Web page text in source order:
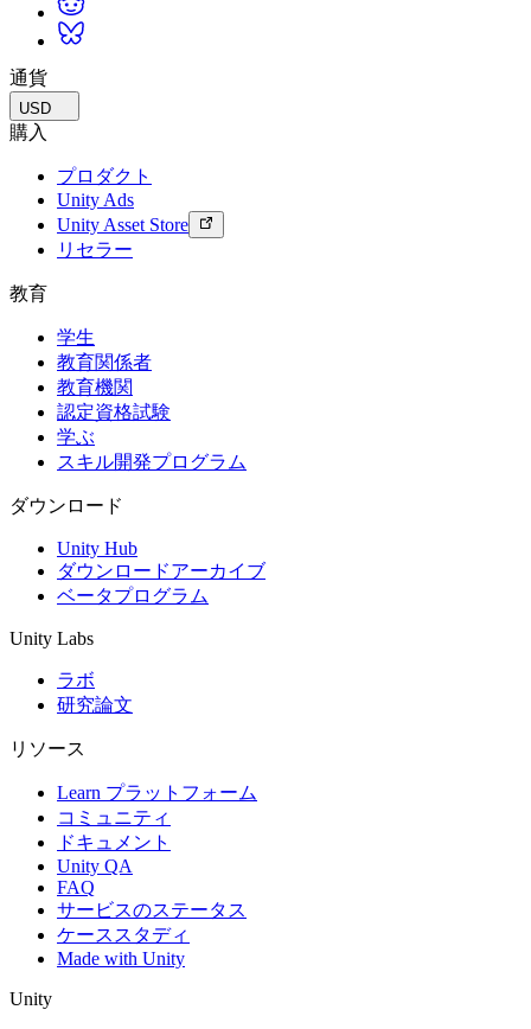
200 Windows 分 (マイクロ)、100 Linux
分 (マイクロ)、100 Mac 分 (スタンダ
ド)
Linux: 0.02 ドル、Windows: 0.02 ドル
Windows：0.07ドル
Linux: 0.06ドル、Mac: 0.07ドル、
通貨
USD
購入
プロダクト
Unity Ads
Unity Asset Store
リセラー
教育
学生
教育関係者
教育機関
認定資格試験
学ぶ
スキル開発プログラム
ダウンロード
Unity Hub
ダウンロードアーカイブ
ベータプログラム
Unity Labs
ラボ
研究論文
リソース
Learn プラットフォーム
コミュニティ
ドキュメント
Unity QA
FAQ
サービスのステータス
ケーススタディ
Made with Unity
Unity